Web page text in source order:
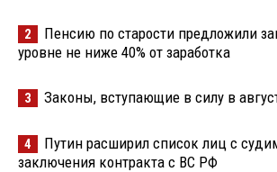
2
Пенсию по старости предложили
уровне не ниже 40% от заработка
3 Законы, вступающие в силу в
4
Путин расширил список лиц с
заключения контракта с ВС РФ